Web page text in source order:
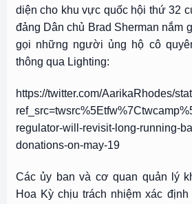
diện cho khu vực quốc hội thứ 32
đảng Dân chủ Brad Sherman nắm
gọi những người ủng hộ cô
thông qua Lighting:
https://twitter.com/AarikaRhodes/
regulator-will-revisit-long-running-
donations-on-may-19
Các ủy ban và cơ quan quản lý
Hoa Kỳ chịu trách nhiệm xác